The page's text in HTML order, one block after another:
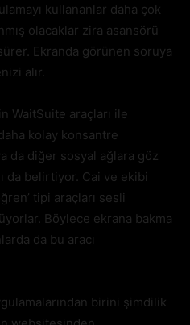
kullananlar daha çok
olacaklar zira asansörü
Ekranda görünen soruya
alır.
WaitSuite araçları ile
kolay konsantre
da diğer sosyal ağlara göz
da belirtiyor. Cai ve ekibi
tipi araçları sesli
Böylece ekrana bakma
da bu aracı
birini şimdilik